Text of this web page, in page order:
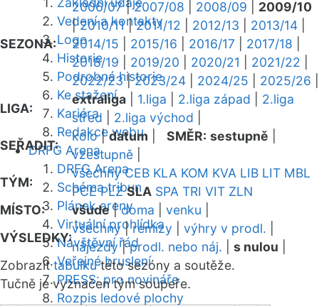
Vedení a kontakty
Logo
Historie
Podrobná historie
Ke stažení
Kariéra
Redakce webu
DRFG Arena
DRFG Arena
Schéma tribun
Plánek areny
Virtuální prohlídka
Návštěvní řád
Veřejné bruslení
PRESS: pro novináře
Rozpis ledové plochy
SEZONA:
2006/07|2007/08 2008/09
2009/10
|2010/11|2011/12 2012/13 2013/14
2014/15
2015/16 2016/17 2017/18
2018/19
2019/20 2020/21 2021/22
2022/23|2023/24 2024/25 2025/26
LIGA:
extraliga 1.liga 2.liga západ
2.liga
střed
2.liga východ
SEŘADIT:
kolo|datum SMĚR: sestupně
vzestupně
TÝM:
všechny CEB KLA KOM KVA LIB LIT MBL
PCE PLZ SLA SPA TRI VIT ZLN
MÍSTO:
všude|doma venku
VÝSLEDKY:
všechny|remízy výhry v prodl.
nájezdy|prodl. nebo náj. s nulou
Zobrazittabulkutéto sezóny a soutěže.
Tučně je vyznačen tým soupeře.